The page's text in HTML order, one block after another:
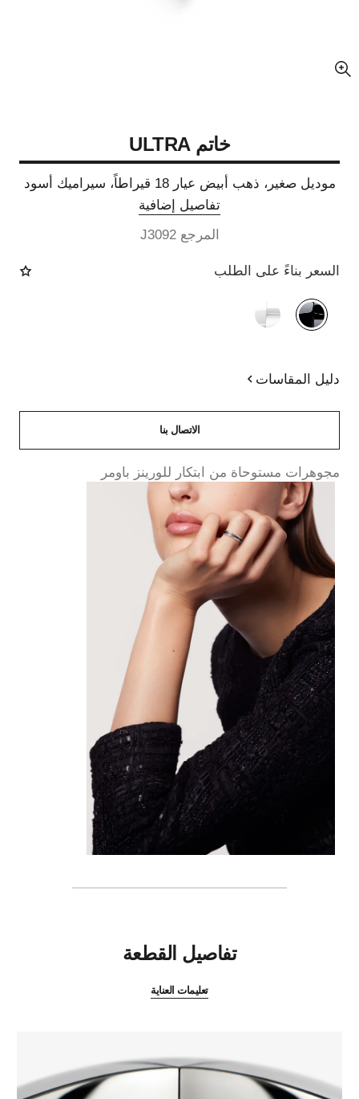
عرض مكبّر عن الصورة
خاتم ULTRA
موديل صغير، ذهب أبيض عيار 18 قيراطاً، سيراميك أسود
تفاصيل إضافية
المرجع J3092
السعر بناءً على الطلب
الصيغة البديلة
دليل المقاسات
الاتصال بنا
مجوهرات مستوحاة من ابتكار للورينز باومر
تفاصيل القطعة
تعليمات العناية